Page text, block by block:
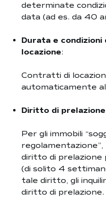
determinate
data (ad es. da 40
Durata e
locazione:
Contratti di
automaticamente
Diritto di prelazione
Per gli immobili
diritto di prelazione
(di solito 4
tale diritto, gli
diritto di prelazione.